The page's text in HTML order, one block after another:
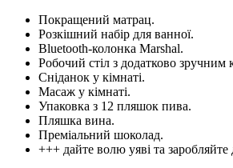
Покращений матрац.
Розкішний набір для ванної.
Bluetooth-колонка Marshal.
Робочий стіл з додатково зручним
Сніданок у кімнаті.
Масаж у кімнаті.
Упаковка з 12 пляшок пива.
Пляшка вина.
Преміальний шоколад.
+++ дайте волю уяві та заробляйте